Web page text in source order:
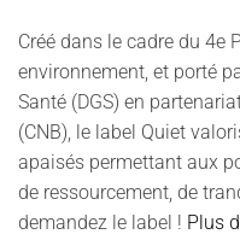
Créé dans le cadre du 4e
environnement, et porté
Santé (DGS) en
(CNB), le label Quiet
apaisés permettant aux
de ressourcement, de
demandez le label ! Plus